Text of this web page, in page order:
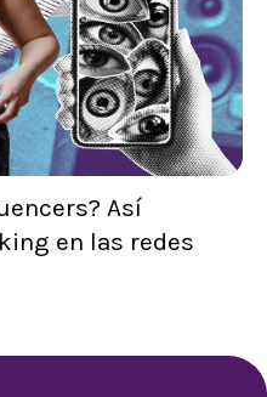
Así
en las redes